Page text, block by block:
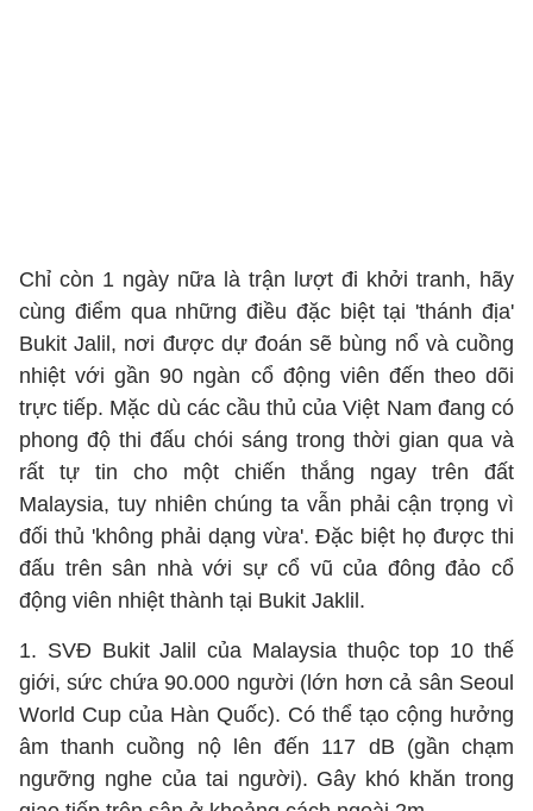
Chỉ còn 1 ngày nữa là trận lượt đi khởi tranh, hãy
cùng điểm qua những điều đặc biệt tại 'thánh địa'
Bukit Jalil, nơi được dự đoán sẽ bùng nổ và cuồng
nhiệt với gần 90 ngàn cổ động viên đến theo dõi
trực tiếp. Mặc dù các cầu thủ của Việt Nam đang có
phong độ thi đấu chói sáng trong thời gian qua và
rất tự tin cho một chiến thắng ngay trên đất
Malaysia, tuy nhiên chúng ta vẫn phải cận trọng vì
đối thủ 'không phải dạng vừa'. Đặc biệt họ được thi
đấu trên sân nhà với sự cổ vũ của đông đảo cổ
động viên nhiệt thành tại Bukit Jaklil.
1. SVĐ Bukit Jalil của Malaysia thuộc top 10 thế
giới, sức chứa 90.000 người (lớn hơn cả sân Seoul
World Cup của Hàn Quốc). Có thể tạo cộng hưởng
âm thanh cuồng nộ lên đến 117 dB (gần chạm
ngưỡng nghe của tai người). Gây khó khăn trong